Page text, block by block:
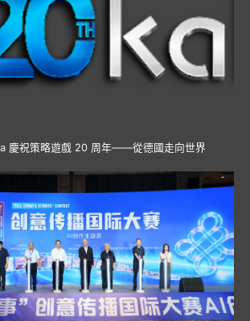
慶祝策略遊戲 20 周年——從德國走向世界